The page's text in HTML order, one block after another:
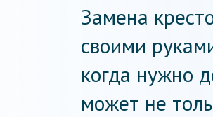
Замена
своими
когда нужно
может не